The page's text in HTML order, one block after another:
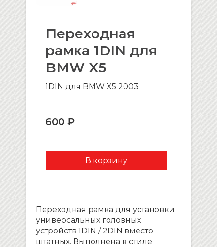
Переходная
рамка 1DIN для
BMW X5
1DIN для BMW X5 2003
600 ₽
Переходная рамка для установки
универсальных головных
устройств 1DIN / 2DIN вместо
штатных. Выполнена в стиле